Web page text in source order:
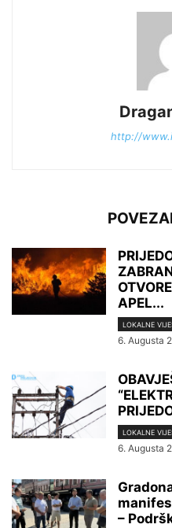
http://
APEL...
LOKALNE
6. Augusta
LOKALNE
6. Augusta
–